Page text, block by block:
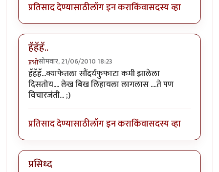
प्रतिसाद देण्यासाठीलॉग इन कराकिंवासदस्य व्हा
हॅहॅहॅ..
प्रभोसोमवार, 21/06/2010 18:23
हॅहॅहॅ...क्याफेतला सौंदर्यफुफाटा कमी झालेला
दिसतोय.... लेख बिख लिहायला लागलास ....ते पण
विचारजंती... ;)
प्रतिसाद देण्यासाठीलॉग इन कराकिंवासदस्य व्हा
प्रसिध्द